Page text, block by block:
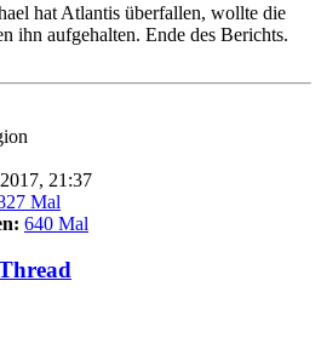
hat Atlantis überfallen, wollte die
ihn aufgehalten. Ende des Berichts.
21:37
Mal
640 Mal